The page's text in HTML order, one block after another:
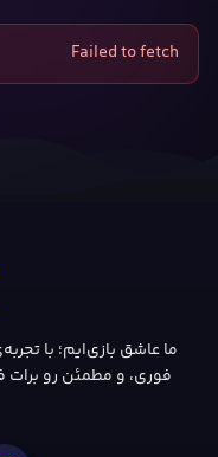
Failed to fetch
ما عاشق بازی‌ایم؛ با
فوری، و مطمئن رو